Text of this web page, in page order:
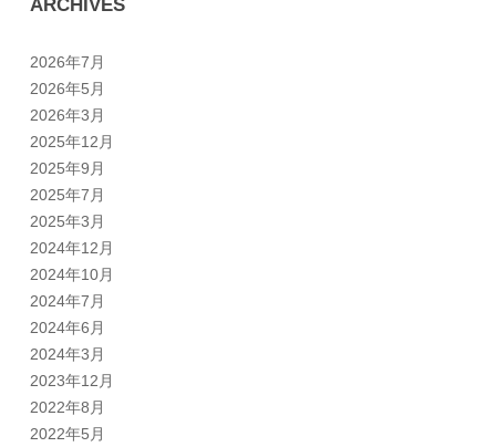
ARCHIVES
2026年7月
2026年5月
2026年3月
2025年12月
2025年9月
2025年7月
2025年3月
2024年12月
2024年10月
2024年7月
2024年6月
2024年3月
2023年12月
2022年8月
2022年5月